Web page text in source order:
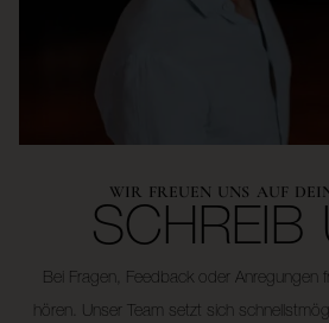
WIR FREUEN UNS AUF
SCHREIB
Bei Fragen, Feedback oder Anregungen
hören. Unser Team setzt sich